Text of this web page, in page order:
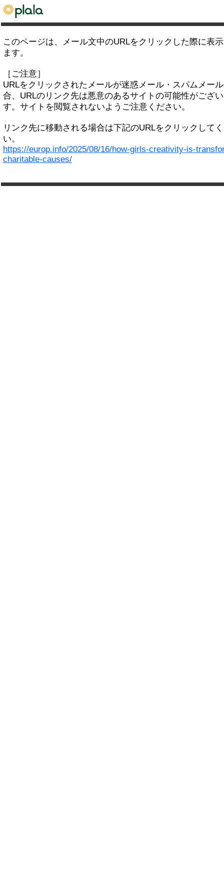
このページは、メール文中のURLをクリックした際に表
ます。
［ご注意］
URLをクリックされたメールが迷惑メール・スパムメー
合、URLのリンク先は悪意のあるサイトの可能性がござ
す。サイトを閲覧されないようご注意ください。
リンク先に移動される場合は下記のURLをクリックして
い。
https://europ.info/2025/08/16/how-girls-creativity-is-
charitable-causes/